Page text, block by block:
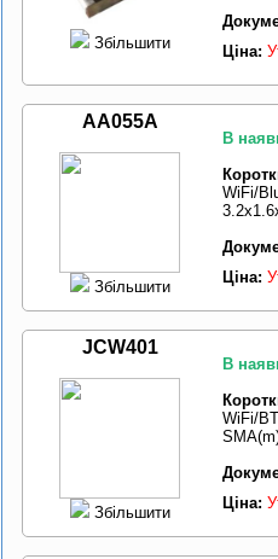
Збільшити
Ціна:
AA055A
Збільшити
В
WiFi/
Ціна:
JCW401
Збільшити
В
WiFi/
Ціна: